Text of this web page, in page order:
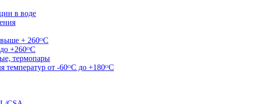
в воде
выше + 260ᴼС
+260ᴼС
термопары
температур от -60ᴼC до +180ᴼС